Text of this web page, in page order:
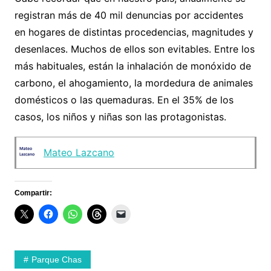
registran más de 40 mil denuncias por accidentes
en hogares de distintas procedencias, magnitudes y
desenlaces. Muchos de ellos son evitables. Entre los
más habituales, están la inhalación de monóxido de
carbono, el ahogamiento, la mordedura de animales
domésticos o las quemaduras. En el 35% de los
casos, los niños y niñas son las protagonistas.
Mateo Lazcano
Compartir:
Parque Chas